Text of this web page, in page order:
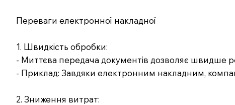
Переваги електронної накладної
1. Швидкість обробки:
- Миттєва передача документів дозволяє швидше
- Приклад: Завдяки електронним накладним,
2. Зниження витрат: